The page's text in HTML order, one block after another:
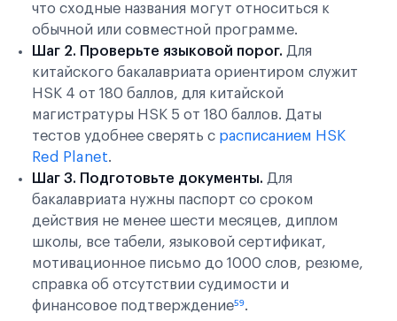
что сходные названия могут относиться к
обычной или совместной программе.
Шаг 2. Проверьте языковой порог. Для
китайского бакалавриата ориентиром служит
HSK 4 от 180 баллов, для китайской
магистратуры HSK 5 от 180 баллов. Даты
тестов удобнее сверять с расписанием HSK
Red Planet.
Шаг 3. Подготовьте документы. Для
бакалавриата нужны паспорт со сроком
действия не менее шести месяцев, диплом
школы, все табели, языковой сертификат,
мотивационное письмо до 1000 слов, резюме,
справка об отсутствии судимости и
финансовое подтверждение⁵⁹.